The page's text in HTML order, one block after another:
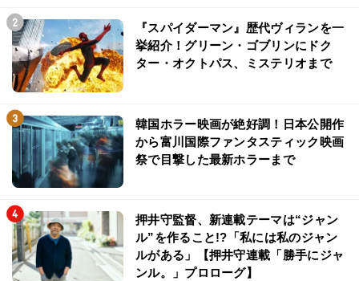
『スパイダーマン』歴代ヴィランを一
挙紹介！グリーン・ゴブリンにドク
ター・オクトパス、ミステリオまで
韓国ホラー映画が絶好調！日本公開作
から富川国際ファンタスティック映画
祭で目撃した最新ホラーまで
押井守監督、新連載テーマは“ジャン
ル”を作ること!?「私には私のジャン
ルがある」【押井守連載「勝手にジャ
ンル。」プロローグ】